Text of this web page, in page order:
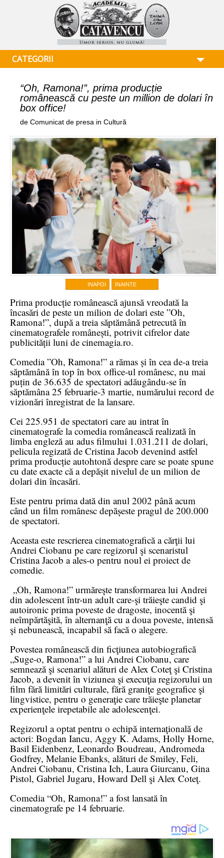
CATEGORII
“Oh, Ramona!”, prima producție
românească cu peste un million de dolari în
box office!
de Comunicat de presa in Cultură
INAPOI INAINTE
Prima producție românească ajunsă vreodată la
încasări de peste un milion de dolari este ”Oh,
Ramona!”, după a treia săptămână petrecută în
cinematografele românești, potrivit cifrelor date
publicității luni de cinemagia.ro.
Comedia ”Oh, Ramona!” a rămas și în cea de-a treia
săptămână în top în box office-ul românesc, nu mai
puțin de 36.635 de spectatori adăugându-se în
săptămâna 25 februarie-3 martie, numărului record de
vizionări înregistrat de la lansare.
Cei 225.951 de spectatori care au intrat în
cinematografe la comedia românească realizată în
limba engleză au adus filmului 1.031.211 de dolari,
pelicula regizată de Cristina Jacob devenind astfel
prima producție autohtonă despre care se poate spune
cu date exacte că a depășit nivelul de un milion de
dolari din încasări.
Este pentru prima dată din anul 2002 până acum
când un film românesc depășeste pragul de 200.000
de spectatori.
Aceasta este rescrierea cinematografică a cărţii lui
Andrei Ciobanu pe care regizorul şi scenaristul
Cristina Jacob a ales-o pentru noul ei proiect de
comedie.
„Oh, Ramona!” urmăreşte transformarea lui Andrei
din adolescent într-un adult care-şi trăieşte candid şi
autoironic prima poveste de dragoste, inocentă şi
neîmpărtăşită, în alternanţă cu a doua poveste, intensă
şi nebunească, incapabil să facă o alegere.
Povestea românească din ficţiunea autobiografică
„Suge-o, Ramona!” a lui Andrei Ciobanu, care
semnează şi scenariul alături de Alex Coteţ şi Cristina
Jacob, a devenit în viziunea şi execuţia regizorului un
film fără limitări culturale, fără graniţe geografice şi
lingvistice, pentru o generaţie care trăieşte planetar
experienţele irepetabile ale adolescenţei.
Regizorul a optat pentru o echipă internaţională de
actori: Bogdan Iancu, Aggy K. Adams, Holly Horne,
Basil Eidenbenz, Leonardo Boudreau, Andromeda
Godfrey, Melanie Ebanks, alături de Smiley, Feli,
Andrei Ciobanu, Cristina Ich, Laura Giurcanu, Gina
Pistol, Gabriel Jugaru, Howard Dell şi Alex Coteţ.
Comedia “Oh, Ramona!” a fost lansată în
cinematografe pe 14 februarie.